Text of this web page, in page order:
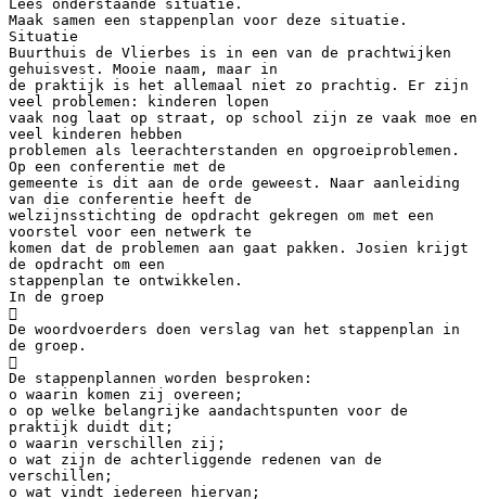
Lees onderstaande situatie.
Maak samen een stappenplan voor deze situatie.
Situatie
Buurthuis de Vlierbes is in een van de prachtwijken
gehuisvest. Mooie naam, maar in
de praktijk is het allemaal niet zo prachtig. Er zijn
veel problemen: kinderen lopen
vaak nog laat op straat, op school zijn ze vaak moe en
veel kinderen hebben
problemen als leerachterstanden en opgroeiproblemen.
Op een conferentie met de
gemeente is dit aan de orde geweest. Naar aanleiding
van die conferentie heeft de
welzijnsstichting de opdracht gekregen om met een
voorstel voor een netwerk te
komen dat de problemen aan gaat pakken. Josien krijgt
de opdracht om een
stappenplan te ontwikkelen.
In de groep

De woordvoerders doen verslag van het stappenplan in
de groep.

De stappenplannen worden besproken:
o waarin komen zij overeen;
o op welke belangrijke aandachtspunten voor de
praktijk duidt dit;
o waarin verschillen zij;
o wat zijn de achterliggende redenen van de
verschillen;
o wat vindt iedereen hiervan;